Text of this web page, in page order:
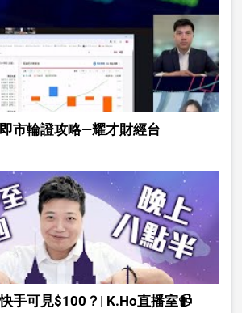
市輪證攻略—耀才財經台
手可見$100？| K.Ho直播室📹